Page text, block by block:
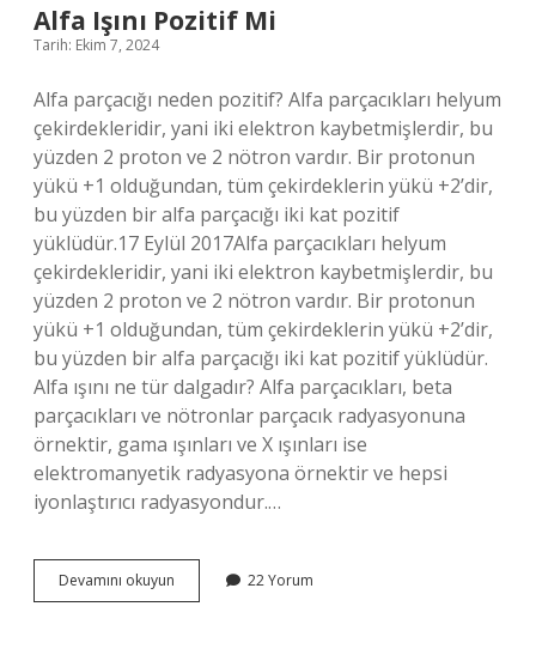
Alfa Işını Pozitif Mi
Tarih: Ekim 7, 2024
Alfa parçacığı neden pozitif? Alfa parçacıkları helyum
çekirdekleridir, yani iki elektron kaybetmişlerdir, bu
yüzden 2 proton ve 2 nötron vardır. Bir protonun
yükü +1 olduğundan, tüm çekirdeklerin yükü +2’dir,
bu yüzden bir alfa parçacığı iki kat pozitif
yüklüdür.17 Eylül 2017Alfa parçacıkları helyum
çekirdekleridir, yani iki elektron kaybetmişlerdir, bu
yüzden 2 proton ve 2 nötron vardır. Bir protonun
yükü +1 olduğundan, tüm çekirdeklerin yükü +2’dir,
bu yüzden bir alfa parçacığı iki kat pozitif yüklüdür.
Alfa ışını ne tür dalgadır? Alfa parçacıkları, beta
parçacıkları ve nötronlar parçacık radyasyonuna
örnektir, gama ışınları ve X ışınları ise
elektromanyetik radyasyona örnektir ve hepsi
iyonlaştırıcı radyasyondur.…
Devamını okuyun
Işını
22 Yorum